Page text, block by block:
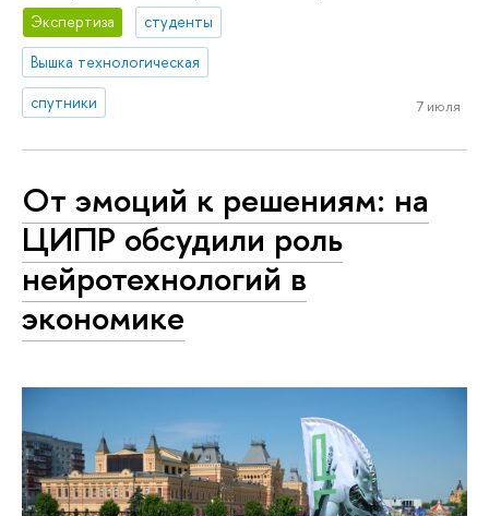
Экспертиза
студенты
Вышка технологическая
спутники
7 июля
От эмоций к решениям: на
ЦИПР обсудили роль
нейротехнологий в
экономике